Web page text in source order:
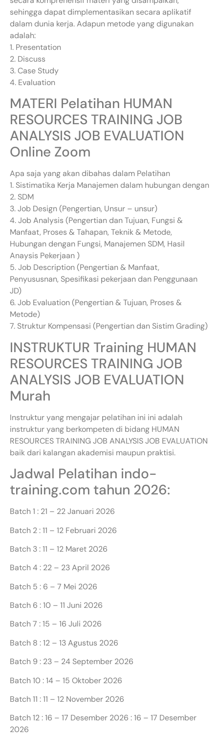
sehingga dapat dimplementasikan secara aplikatif
dalam dunia kerja. Adapun metode yang digunakan
adalah:
1. Presentation
2. Discuss
3. Case Study
4. Evaluation
MATERI Pelatihan HUMAN
RESOURCES TRAINING JOB
ANALYSIS JOB EVALUATION
Online Zoom
Apa saja yang akan dibahas dalam Pelatihan
1. Sistimatika Kerja Manajemen dalam hubungan dengan
2. SDM
3. Job Design (Pengertian, Unsur – unsur)
4. Job Analysis (Pengertian dan Tujuan, Fungsi &
Manfaat, Proses & Tahapan, Teknik & Metode,
Hubungan dengan Fungsi, Manajemen SDM, Hasil
Anaysis Pekerjaan )
5. Job Description (Pengertian & Manfaat,
Penyususnan, Spesifikasi pekerjaan dan Penggunaan
JD)
6. Job Evaluation (Pengertian & Tujuan, Proses &
Metode)
7. Struktur Kompensasi (Pengertian dan Sistim Grading)
INSTRUKTUR Training HUMAN
RESOURCES TRAINING JOB
ANALYSIS JOB EVALUATION
Murah
Instruktur yang mengajar pelatihan ini ini adalah
instruktur yang berkompeten di bidang HUMAN
RESOURCES TRAINING JOB ANALYSIS JOB EVALUATION
baik dari kalangan akademisi maupun praktisi.
Jadwal Pelatihan indo-
training.com tahun 2026:
Batch 1 : 21 – 22 Januari 2026
Batch 2 : 11 – 12 Februari 2026
Batch 3 : 11 – 12 Maret 2026
Batch 4 : 22 – 23 April 2026
Batch 5 : 6 – 7 Mei 2026
Batch 6 : 10 – 11 Juni 2026
Batch 7 : 15 – 16 Juli 2026
Batch 8 : 12 – 13 Agustus 2026
Batch 9 : 23 – 24 September 2026
Batch 10 : 14 – 15 Oktober 2026
Batch 11 : 11 – 12 November 2026
Batch 12 : 16 – 17 Desember 2026 : 16 – 17 Desember
2026